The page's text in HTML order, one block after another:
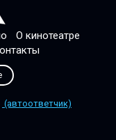
О кинотеатре
(автоответчик)